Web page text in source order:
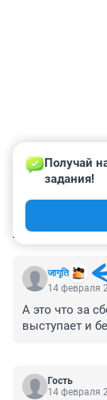
जागृति
Получай
задания!
14 февраля
А это что за
выступает и
Гость
14 февраля